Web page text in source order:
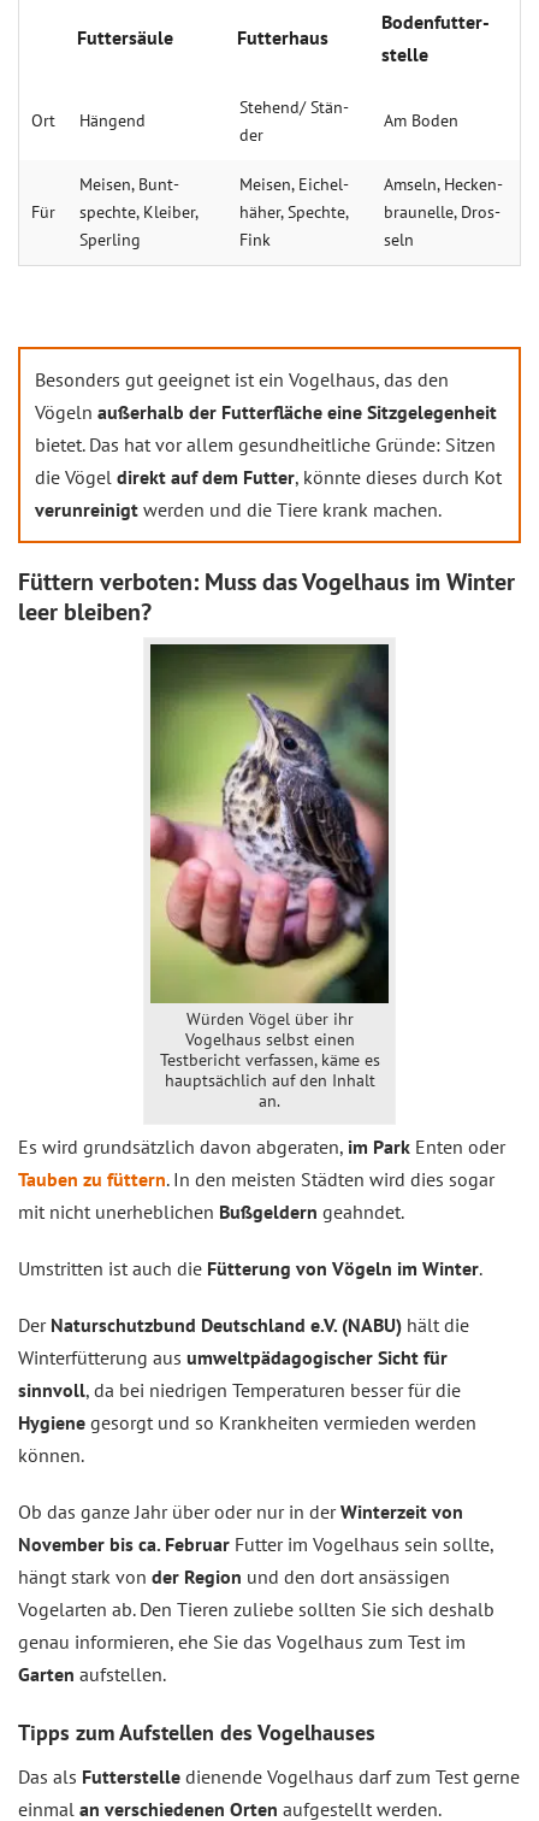
Fut­ter­säu­le Fut­ter­haus
Bo­den­fut­ter­
stel­le
Ort Häng­end
Ste­hend/­ Stän­
der
Am Bo­den
Für
Mei­sen, Bunt­
spech­te, Klei­ber,
Sper­ling
Mei­sen, Ei­chel­
hä­her, Spech­te,
Fink
Am­seln, Heck­en­
braun­el­le, Dros­
seln
Besonders gut geeignet ist ein Vogelhaus, das den
Vögeln außerhalb der Futterfläche eine Sitzgelegenheit
bietet. Das hat vor allem gesundheitliche Gründe: Sitzen
die Vögel direkt auf dem Futter, könnte dieses durch Kot
verunreinigt werden und die Tiere krank machen.
Füttern verboten: Muss das Vogelhaus im Winter
leer bleiben?
Würden Vögel über ihr
Vogelhaus selbst einen
Testbericht verfassen, käme es
hauptsächlich auf den Inhalt
an.
Es wird grundsätzlich davon abgeraten, im Park Enten oder
Tauben zu füttern. In den meisten Städten wird dies sogar
mit nicht unerheblichen Bußgeldern geahndet.
Umstritten ist auch die Fütterung von Vögeln im Winter.
Der Naturschutzbund Deutschland e.V. (NABU) hält die
Winterfütterung aus umweltpädagogischer Sicht für
sinnvoll, da bei niedrigen Temperaturen besser für die
Hygiene gesorgt und so Krankheiten vermieden werden
können.
Ob das ganze Jahr über oder nur in derWinterzeit von
November bis ca. Februar Futter im Vogelhaus sein sollte,
hängt stark von der Region und den dort ansässigen
Vogelarten ab. Den Tieren zuliebe sollten Sie sich deshalb
genau informieren, ehe Sie das Vogelhaus zum Test im
Garten aufstellen.
Tipps zum Aufstellen des Vogelhauses
Das als Futterstelle dienende Vogelhaus darf zum Test gerne
einmal an verschiedenen Orten aufgestellt werden.